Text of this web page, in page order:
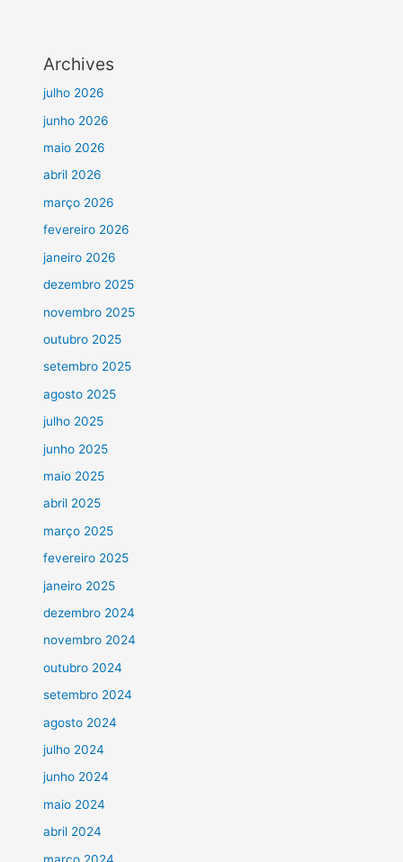
Archives
julho 2026
junho 2026
maio 2026
abril 2026
março 2026
fevereiro 2026
janeiro 2026
dezembro 2025
novembro 2025
outubro 2025
setembro 2025
agosto 2025
julho 2025
junho 2025
maio 2025
abril 2025
março 2025
fevereiro 2025
janeiro 2025
dezembro 2024
novembro 2024
outubro 2024
setembro 2024
agosto 2024
julho 2024
junho 2024
maio 2024
abril 2024
março 2024